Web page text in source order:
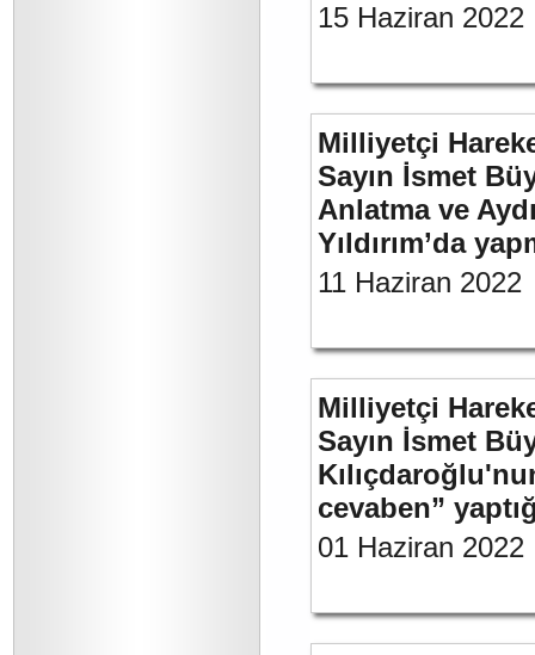
15 Haziran 2022
Milliyetçi
Sayın İsmet
Anlatma ve
Yıldırım’da
11 Haziran 2022
Milliyetçi
Sayın İsmet
cevaben”
01 Haziran 2022